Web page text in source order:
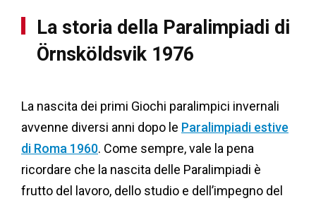
La storia della Paralimpiadi di
Örnsköldsvik 1976
La nascita dei primi Giochi paralimpici invernali
avvenne diversi anni dopo le Paralimpiadi estive
di Roma 1960. Come sempre, vale la pena
ricordare che la nascita delle Paralimpiadi è
frutto del lavoro, dello studio e dell’impegno del